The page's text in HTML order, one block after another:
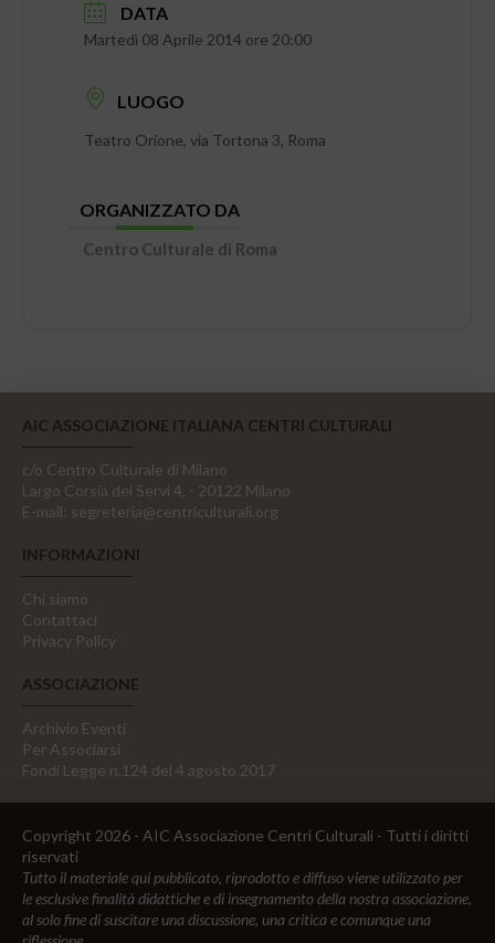
DATA
Martedì 08 Aprile 2014 ore 20:00
LUOGO
Teatro Orione, via Tortona 3, Roma
ORGANIZZATO DA
Centro Culturale di Roma
AIC ASSOCIAZIONE ITALIANA CENTRI CULTURALI
c/o Centro Culturale di Milano
Largo Corsia dei Servi 4, - 20122 Milano
E-mail: segreteria@centriculturali.org
INFORMAZIONI
Chi siamo
Contattaci
Privacy Policy
ASSOCIAZIONE
Archivio Eventi
Per Associarsi
Fondi Legge n.124 del 4 agosto 2017
Copyright 2026 - AIC Associazione Centri Culturali - Tutti i diritti
riservati
Tutto il materiale qui pubblicato, riprodotto e diffuso viene utilizzato per
le esclusive finalità didattiche e di insegnamento della nostra associazione,
al solo fine di suscitare una discussione, una critica e comunque una